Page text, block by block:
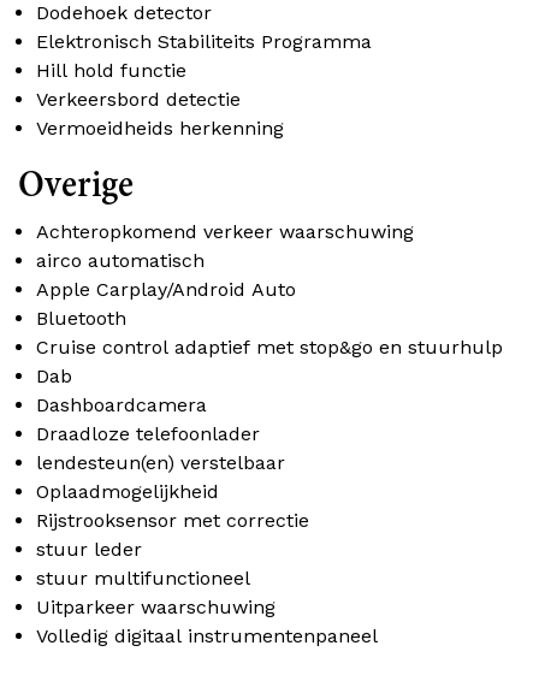
Dodehoek detector
Elektronisch Stabiliteits Programma
Hill hold functie
Verkeersbord detectie
Vermoeidheids herkenning
Overige
Achteropkomend verkeer waarschuwing
airco automatisch
Apple Carplay/Android Auto
Bluetooth
Cruise control adaptief met stop&go en stuurhulp
Dab
Dashboardcamera
Draadloze telefoonlader
lendesteun(en) verstelbaar
Oplaadmogelijkheid
Rijstrooksensor met correctie
stuur leder
stuur multifunctioneel
Uitparkeer waarschuwing
Volledig digitaal instrumentenpaneel